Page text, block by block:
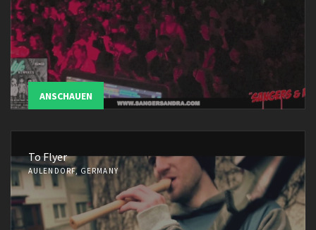
ANSCHAUEN
To Flyer
AULENDORF, GERMANY